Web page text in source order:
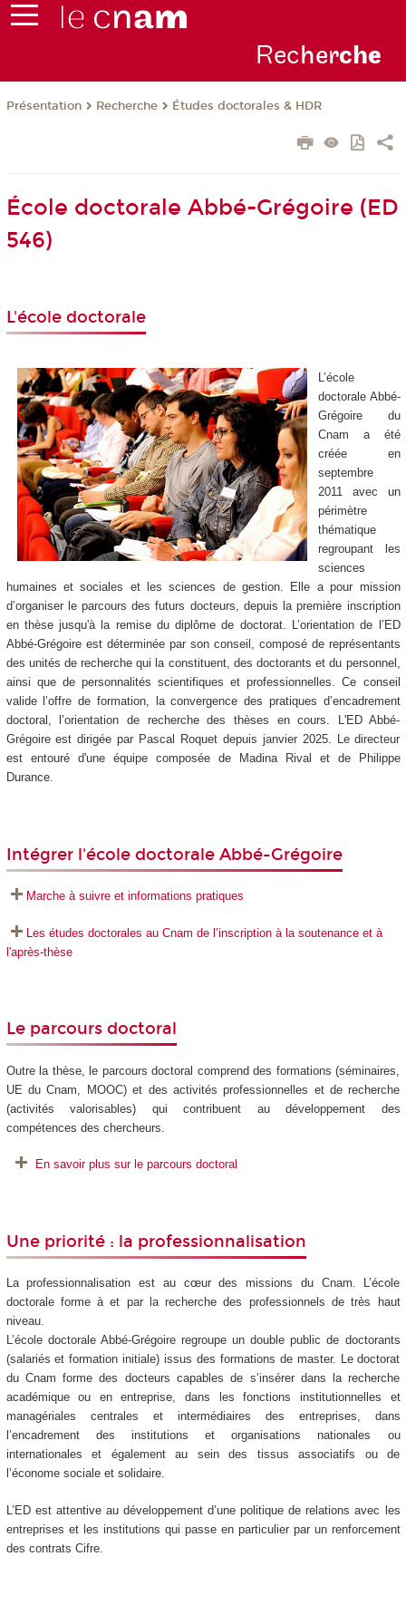
Recherche
Présentation Recherche Études doctorales & HDR
École doctorale Abbé-Grégoire (ED
546)
L'école doctorale
L’école
doctorale Abbé-
Grégoire du
Cnam a été
créée en
septembre
2011 avec un
périmètre
thématique
regroupant les
sciences
humaines et sociales et les sciences de gestion. Elle a pour mission
d’organiser le parcours des futurs docteurs, depuis la première inscription
en thèse jusqu'à la remise du diplôme de doctorat. L’orientation de l’ED
Abbé-Grégoire est déterminée par son conseil, composé de représentants
des unités de recherche qui la constituent, des doctorants et du personnel,
ainsi que de personnalités scientifiques et professionnelles. Ce conseil
valide l’offre de formation, la convergence des pratiques d’encadrement
doctoral, l’orientation de recherche des thèses en cours. L'ED Abbé-
Grégoire est dirigée par Pascal Roquet depuis janvier 2025. Le directeur
est entouré d'une équipe composée de Madina Rival et de Philippe
Durance.
Intégrer l'école doctorale Abbé-Grégoire
Marche à suivre et informations pratiques
Les études doctorales au Cnam de l’inscription à la soutenance et à
l'après-thèse
Le parcours doctoral
Outre la thèse, le parcours doctoral comprend des formations (séminaires,
UE du Cnam, MOOC) et des activités professionnelles et de recherche
(activités valorisables) qui contribuent au développement des
compétences des chercheurs.
En savoir plus sur le parcours doctoral
Une priorité : la professionnalisation
La professionnalisation est au cœur des missions du Cnam. L’école
doctorale forme à et par la recherche des professionnels de très haut
niveau.
L’école doctorale Abbé-Grégoire regroupe un double public de doctorants
(salariés et formation initiale) issus des formations de master. Le doctorat
du Cnam forme des docteurs capables de s’insérer dans la recherche
académique ou en entreprise, dans les fonctions institutionnelles et
managériales centrales et intermédiaires des entreprises, dans
l’encadrement des institutions et organisations nationales ou
internationales et également au sein des tissus associatifs ou de
l’économe sociale et solidaire.
L’ED est attentive au développement d’une politique de relations avec les
entreprises et les institutions qui passe en particulier par un renforcement
des contrats Cifre.